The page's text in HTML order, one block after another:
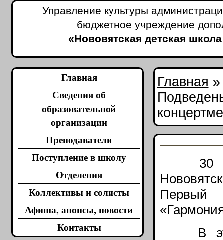
Главная
Сведения об
образовательной
организации
Преподаватели
Поступление в школу
Отделения
Коллективы и солисты
Афиша, анонсы, новости
Контакты
Управление культуры
бюджетное учреждение
«Нововятская детская
Главная
30
Первый
В этот